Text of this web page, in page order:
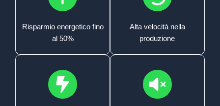
Risparmio energetico fino
al 50%
Alta velocità nella
produzione